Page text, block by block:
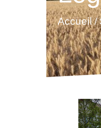
Accueil/